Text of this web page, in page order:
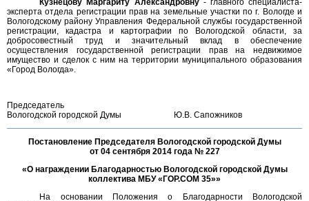
Кузнецову Маргариту Александровну- главного специалиста-
эксперта отдела регистрации прав на земельные участки по г. Вологде и
Вологодскому району Управления Федеральной службы государственной
регистрации, кадастра и картографии по Вологодской области, за
добросовестный труд и значительный вклад в обеспечение
осуществления государственной регистрации прав на недвижимое
имущество и сделок с ним на территории муниципального образования
«Город Вологда».
Председатель
Вологодской городской Думы
Ю.В. Сапожников
Постановление Председателя Вологодской городской Думы
от 04 сентября 2014 года № 227
«О награждении Благодарностью Вологодской городской Думы
коллектива МБУ «ГОР.СОМ 35»»
На основании Положения о Благодарности Вологодской